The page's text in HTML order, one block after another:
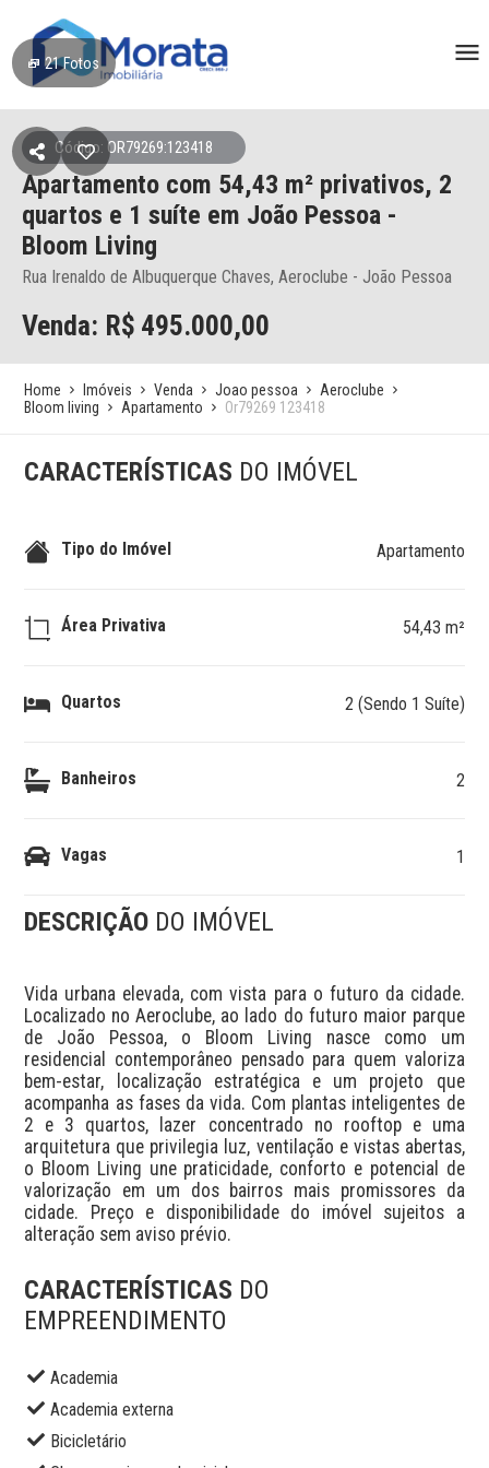
21Fotos
Código: OR79269:123418
Apartamento com 54,43 m² privativos, 2
quartos e 1 suíte em João Pessoa -
Bloom Living
Rua Irenaldo de Albuquerque Chaves, Aeroclube - João Pessoa
Venda: R$ 495.000,00
Home Imóveis Venda Joao pessoa
Aeroclube
Bloom living
Apartamento Or79269 123418
CARACTERÍSTICAS DO IMÓVEL
Tipo do Imóvel Apartamento
Área Privativa 54,43 m²
Quartos 2 (Sendo 1 Suíte)
Banheiros 2
Vagas 1
DESCRIÇÃO DO IMÓVEL
Vida urbana elevada, com vista para o futuro da cidade.
Localizado no Aeroclube, ao lado do futuro maior parque
de João Pessoa, o Bloom Living nasce como um
residencial contemporâneo pensado para quem valoriza
bem-estar, localização estratégica e um projeto que
acompanha as fases da vida. Com plantas inteligentes de
2 e 3 quartos, lazer concentrado no rooftop e uma
arquitetura que privilegia luz, ventilação e vistas abertas,
o Bloom Living une praticidade, conforto e potencial de
valorização em um dos bairros mais promissores da
cidade. Preço e disponibilidade do imóvel sujeitos a
alteração sem aviso prévio.
CARACTERÍSTICAS DO
EMPREENDIMENTO
Academia
Academia externa
Bicicletário